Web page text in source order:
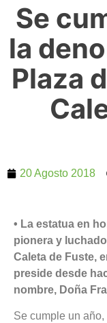
Se
la
Plaza
20 Agosto 2018
• La estatua en
pionera y
Caleta de Fuste,
preside desde
nombre, Doña
Se cumple un